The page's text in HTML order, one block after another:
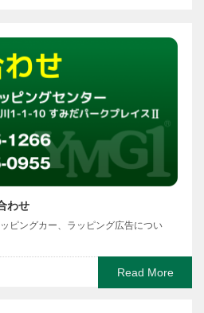
わせ
ピングカー、ラッピング広告につい
Read More